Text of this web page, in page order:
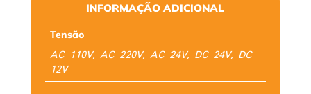
INFORMAÇÃO ADICIONAL
Tensão
AC 110V, AC 220V, AC 24V, DC 24V, DC
12V